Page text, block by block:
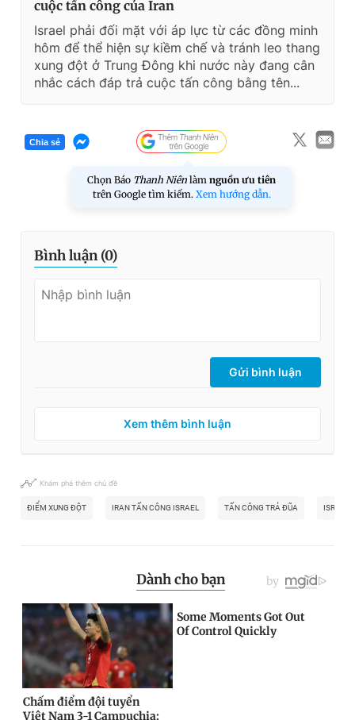
cuộc tấn công của Iran
Israel phải đối mặt với áp lực từ các đồng minh
hôm để thể hiện sự kiềm chế và tránh leo thang
xung đột ở Trung Đông khi nước này đang cân
nhắc cách đáp trả cuộc tấn công bằng tên...
Chia sẻ
Chọn Báo Thanh Niên làm nguồn ưu tiên
trên Google tìm kiếm. Xem hướng dẫn.
Bình luận (0)
Gửi bình luận
Xem thêm bình luận
Khám phá thêm chủ đề
ĐIỂM XUNG ĐỘT IRAN TẤN CÔNG ISRAEL TẤN CÔNG TRẢ ĐŨA ISRAEL